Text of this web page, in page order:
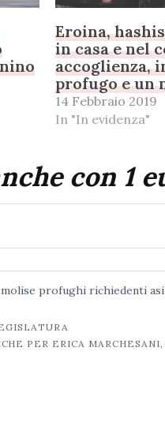
Eroina,
in casa e nel
accoglienza,
profugo e un
14 Febbraio 2019
In "In evidenza"
con 1
molise profughi richiedenti
PER ERICA